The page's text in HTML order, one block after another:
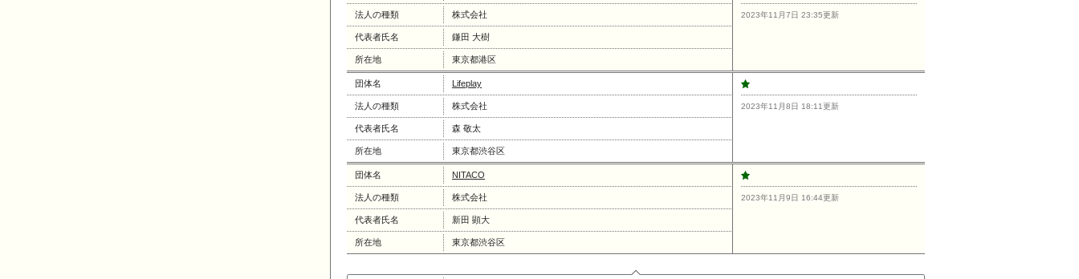
法人の種類 株式会社
代表者氏名 鎌田 大樹
所在地 東京都港区
2023年11月7日 23:35更新
団体名 Lifeplay
法人の種類 株式会社
代表者氏名 森 敬太
所在地 東京都渋谷区
2023年11月8日 18:11更新
団体名 NITACO
法人の種類 株式会社
代表者氏名 新田 顕大
所在地 東京都渋谷区
2023年11月9日 16:44更新